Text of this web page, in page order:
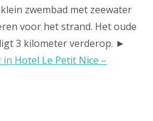
zwembad met zeewater
voor het strand. Het oude
3 kilometer verderop. ►
Hotel Le Petit Nice –